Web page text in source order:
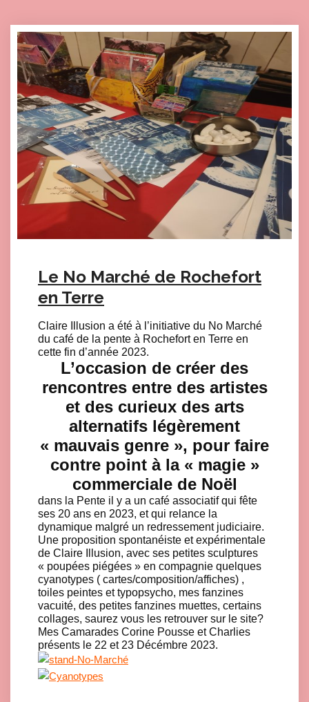
Le No Marché de Rochefort
en Terre
Claire Illusion a été à l’initiative du No Marché
du café de la pente à Rochefort en Terre en
cette fin d’année 2023.
L’occasion de créer des
rencontres entre des artistes
et des curieux des arts
alternatifs légèrement
« mauvais genre », pour faire
contre point à la « magie »
commerciale de Noël
dans la Pente il y a un café associatif qui fête
ses 20 ans en 2023, et qui relance la
dynamique malgré un redressement judiciaire.
Une proposition spontanéiste et expérimentale
de Claire Illusion, avec ses petites sculptures
« poupées piégées » en compagnie quelques
cyanotypes ( cartes/composition/affiches) ,
toiles peintes et typopsycho, mes fanzines
vacuité, des petites fanzines muettes, certains
collages, saurez vous les retrouver sur le site?
Mes Camarades Corine Pousse et Charlies
présents le 22 et 23 Décémbre 2023.